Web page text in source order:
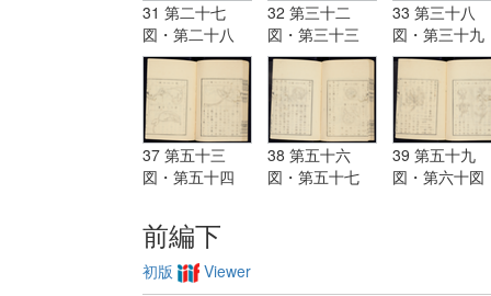
31 第二十七
図・第二十八
図・第二十九
図・第三十図・
第三十一図
32 第三十二
図・第三十三
図・第三十四
図・第三十五
図・第三十六
図・第三十七図
33 第三十八
図・第三十九
図・第四十図
第四十一図・
四十二図・
37 第五十三
図・第五十四
38 第五十六
図・第五十七
39 第五十九
図・第六十図
前編下
初版 Viewer